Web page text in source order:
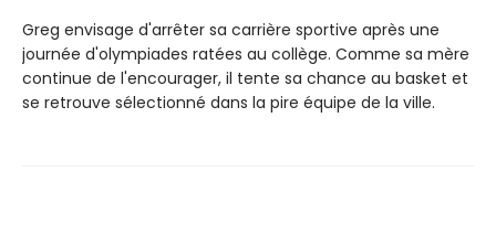
Greg envisage d'arrêter sa carrière sportive après une
journée d'olympiades ratées au collège. Comme sa mère
continue de l'encourager, il tente sa chance au basket et
se retrouve sélectionné dans la pire équipe de la ville.